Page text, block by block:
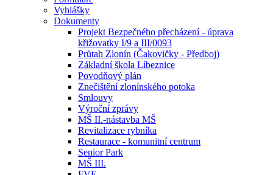
Vyhlášky
Dokumenty
Projekt Bezpečného přecházení - úprava
křižovatky I/9 a III/0093
Průtah Zlonín (Čakovičky - Předboj)
Základní škola Líbeznice
Povodňový plán
Znečištění zlonínského potoka
Smlouvy
Výroční zprávy
MŠ II.-nástavba MŠ
Revitalizace rybníka
Restaurace - komunitní centrum
Senior Park
MŠ III.